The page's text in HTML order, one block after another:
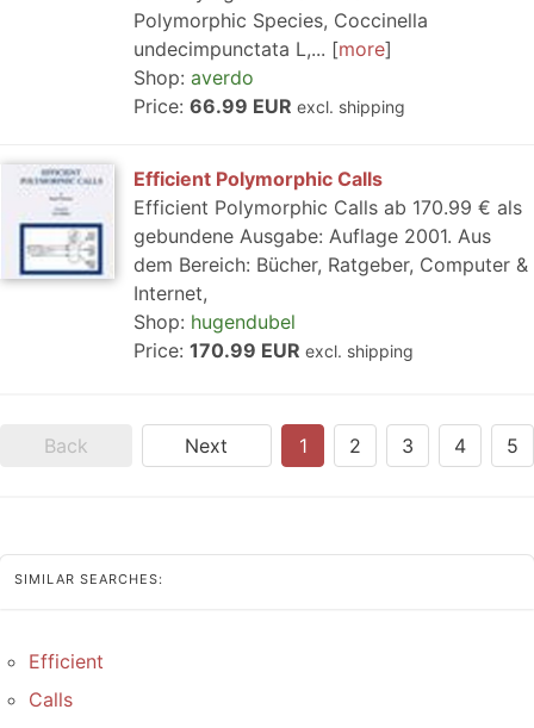
Polymorphic Species, Coccinella
undecimpunctata L,...
more
Shop: averdo
Price: 66.99 EUR excl. shipping
Efficient Polymorphic Calls
Efficient Polymorphic Calls ab 170.99 € als
gebundene Ausgabe: Auflage 2001. Aus
dem Bereich: Bücher, Ratgeber, Computer &
Internet,
Shop: hugendubel
Price: 170.99 EUR excl. shipping
Back Next 1 2 3 4 5
SIMILAR SEARCHES:
Efficient
Calls